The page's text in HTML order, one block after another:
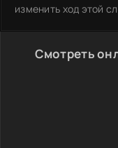
изменить ход этой
Смотреть